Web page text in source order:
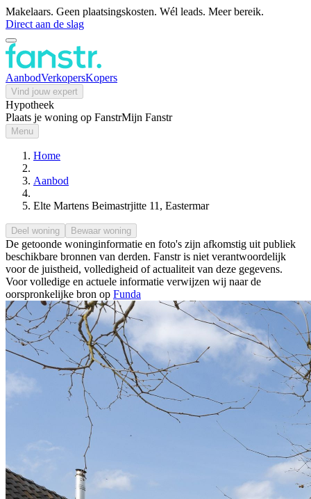
Makelaars. Geen plaatsingskosten. Wél leads. Meer bereik.
Direct aan de slag
AanbodVerkopersKopers
Vind jouw expert
Hypotheek
Plaats je woning op FanstrMijn Fanstr
Menu
Home
Aanbod
Elte Martens Beimastrjitte 11, Eastermar
Deel woning Bewaar woning
De getoonde woninginformatie en foto's zijn afkomstig uit publiek
beschikbare bronnen van derden. Fanstr is niet verantwoordelijk
voor de juistheid, volledigheid of actualiteit van deze gegevens.
Voor volledige en actuele informatie verwijzen wij naar de
oorspronkelijke bron op Funda